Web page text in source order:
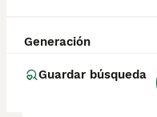
Generación
Guardar búsqueda
¿Cuánto
Whippet?